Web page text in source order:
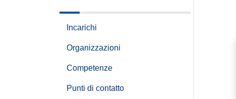
Incarichi
Organizzazioni
Competenze
Punti di contatto